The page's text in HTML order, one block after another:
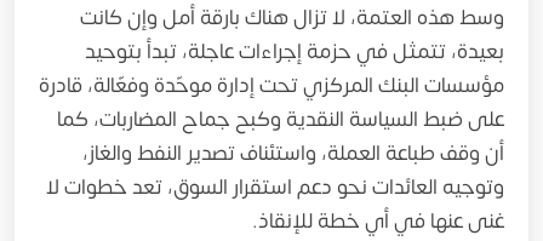
وسط هذه العتمة، لا تزال هناك بارقة أمل وإن كانت
بعيدة، تتمثل في حزمة إجراءات عاجلة، تبدأ بتوحيد
مؤسسات البنك المركزي تحت إدارة موحّدة وفعّالة، قادرة
على ضبط السياسة النقدية وكبح جماح المضاربات، كما
أن وقف طباعة العملة، واستئناف تصدير النفط والغاز،
وتوجيه العائدات نحو دعم استقرار السوق، تعد خطوات لا
غنى عنها في أي خطة للإنقاذ.